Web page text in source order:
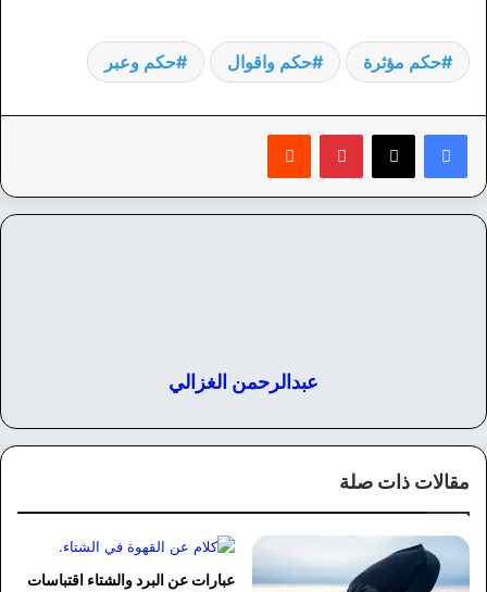
حكم مؤثرة حكم واقوال حكم وعبر
بينتيريست
عبدالرحمن الغزالي
مقالات ذات صلة
عبارات عن البرد والشتاء اقتباسات